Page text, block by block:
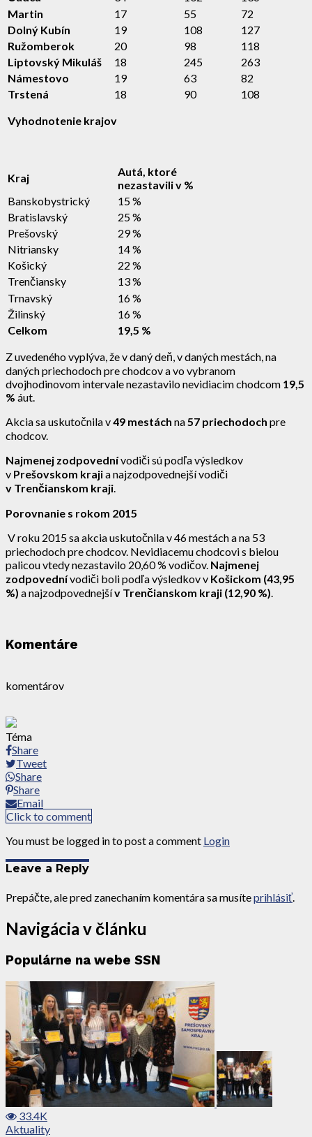
Martin
17 55
72
Dolný Kubín
19 108
127
Ružomberok
20 98
118
Liptovský Mikuláš
18 245
263
Námestovo
19 63
82
Trstená
18 90
108
Vyhodnotenie krajov
Kraj
Autá, ktoré
nezastavili v %
Banskobystrický
15 %
Bratislavský
25 %
Prešovský
29 %
Nitriansky
14 %
Košický
22 %
Trenčiansky
13 %
Trnavský
16 %
Žilinský
16 %
Celkom
19,5 %
Z uvedeného vyplýva, že v daný deň, v daných mestách, na
daných priechodoch pre chodcov a vo vybranom
dvojhodinovom intervale nezastavilo nevidiacim chodcom 19,5
% áut.
Akcia sa uskutočnila v49 mestách na 57 priechodoch pre
chodcov.
Najmenej zodpovednívodiči sú podľa výsledkov
v Prešovskom krajia najzodpovednejší vodiči
v Trenčianskom kraji
Porovnanie s rokom 2015
V roku 2015 sa akcia uskutočnila v 46 mestách a na 53
priechodoch pre chodcov. Nevidiacemu chodcovi s bielou
palicou vtedy nezastavilo 20,60 % vodičov. Najmenej
zodpovednívodiči boli podľa výsledkov v Košickom (43,95
%) a najzodpovednejšív Trenčianskom kraji (12,90 %)
Komentáre
komentárov
Téma
Share
Tweet
Share
Share
Email
Click to comment
You must be logged in to post a comment Login
Leave a Reply
Prepáčte, ale pred zanechaním komentára sa musíteprihlásiť.
Navigácia v článku
Populárne na webe SSN
33.4K
Aktuality